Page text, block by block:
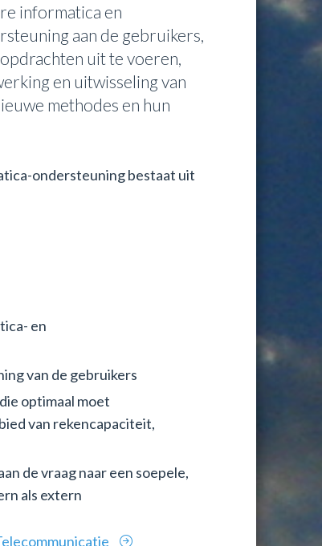
informatica en
aan de gebruikers,
uit te voeren,
en uitwisseling van
methodes en hun
ondersteuning bestaat uit
en
van de gebruikers
optimaal moet
van rekencapaciteit,
de vraag naar een soepele,
als extern